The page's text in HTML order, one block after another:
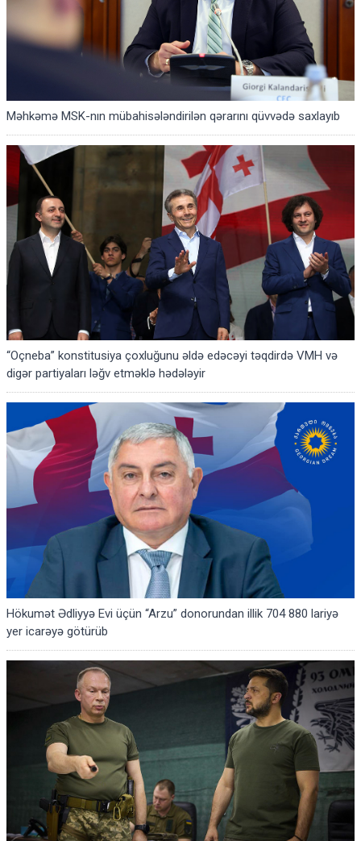
Məhkəmə MSK-nın mübahisələndirilən qərarını qüvvədə saxlayıb
“Oçneba” konstitusiya çoxluğunu əldə edəcəyi təqdirdə VMH və
digər partiyaları ləğv etməklə hədələyir
Hökumət Ədliyyə Evi üçün “Arzu” donorundan illik 704 880 lariyə
yer icarəyə götürüb